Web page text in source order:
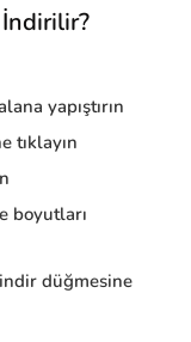
yapıştırın
tıklayın
boyutları
düğmesine